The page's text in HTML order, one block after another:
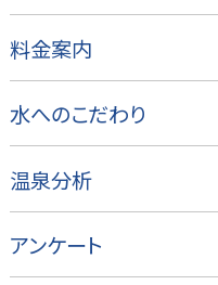
料金案内
水へのこだわり
温泉分析
アンケート